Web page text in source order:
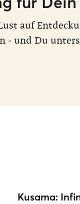
auf
- und Du
Kusama: